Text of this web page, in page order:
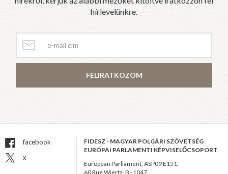
hírlevelünkre.
FELIRATKOZOM
facebook
x
FIDESZ - MAGYAR POLGÁRI SZÖVETSÉG
EURÓPAI PARLAMENTI KÉPVISELŐCSOPORT
European Parliament, ASP09 E151,
60 Rue Wiertz, B–1047